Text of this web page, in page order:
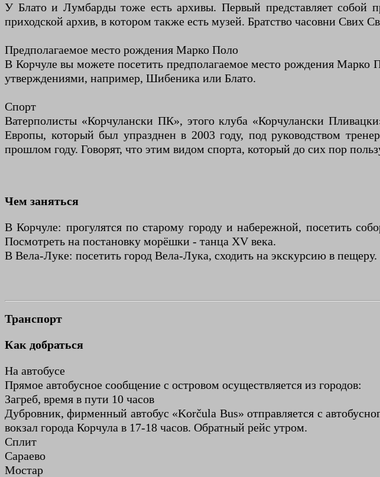
У Блато и Лумбарды тоже есть архивы. Первый представляет собой
приходской архив, в котором также есть музей. Братство часовни Свих
Предполагаемое место рождения Марко Поло
В Корчуле вы можете посетить предполагаемое место рождения
утверждениями, например, Шибеника или Блато.
Спорт
Ватерполисты «Корчулански ПК», этого клуба «Корчулански
Европы, который был упразднен в 2003 году, под руководством
прошлом году. Говорят, что этим видом спорта, который до сих пор
Чем заняться
В Корчуле: прогулятся по старому городу и набережной, посетить
Посмотреть на постановку морёшки - танца XV века.
В Вела-Луке: посетить город Вела-Лука, сходить на экскурсию в пещеру.
Транспорт
Как добраться
На автобусе
Прямое автобусное сообщение с островом осуществляется из городов:
Загреб, время в пути 10 часов
Дубровник, фирменный автобус «Korčula Bus» отправляется с
вокзал города Корчула в 17-18 часов. Обратный рейс утром.
Сплит
Сараево
Мостар